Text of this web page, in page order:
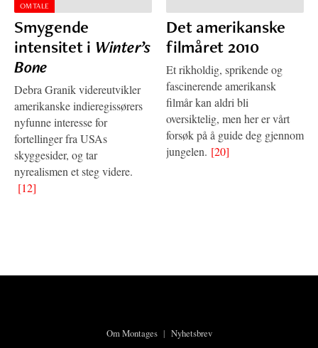
OMTALE
Smygende
intensitet i Winter’s
Bone
Debra Granik videreutvikler
amerikanske indieregissørers
nyfunne interesse for
fortellinger fra USAs
skyggesider, og tar
nyrealismen et steg videre.
[12]
Det amerikanske
filmåret 2010
Et rikholdig, sprikende og
fascinerende amerikansk
filmår kan aldri bli
oversiktelig, men her er vårt
forsøk på å guide deg gjennom
jungelen. [20]
Om Montages| Nyhetsbrev